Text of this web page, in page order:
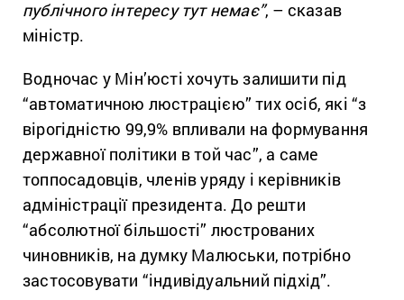
публічного інтересу тут немає”, – сказав
міністр.
Водночас у Мін’юсті хочуть залишити під
“автоматичною люстрацією” тих осіб, які “з
вірогідністю 99,9% впливали на формування
державної політики в той час”, а саме
топпосадовців, членів уряду і керівників
адміністрації президента. До решти
“абсолютної більшості” люстрованих
чиновників, на думку Малюськи, потрібно
застосовувати “індивідуальний підхід”.